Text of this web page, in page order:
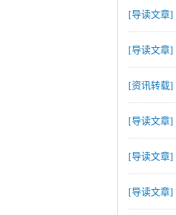
[导读文章]
[导读文章]
[资讯转载]
[导读文章]
[导读文章]
[导读文章]